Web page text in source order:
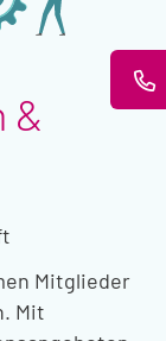
&
Mitglieder
Mit